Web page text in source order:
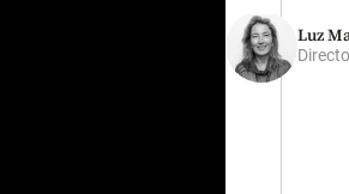
Luz